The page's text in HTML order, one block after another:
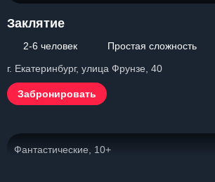
Заклятие
2-6 человек
Простая сложность
г. Екатеринбург, улица Фрунзе, 40
Забронировать
Фантастические, 10+